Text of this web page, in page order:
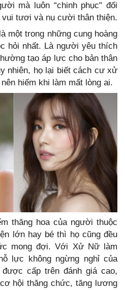
mà luôn “chinh phục" đối
tươi và nụ cười thân thiện.
một trong những cung hoàng
hỏi nhất. Là người yêu thích
tạo áp lực cho bản thân
nhiên, họ lại biết cách cư xử
hiếm khi làm mất lòng ai.
thăng hoa của người thuộc
lớn hay bé thì họ cũng đều
mong đợi. Với Xử Nữ làm
lực không ngừng nghỉ của
cấp trên đánh giá cao,
hội thăng chức, tăng lương